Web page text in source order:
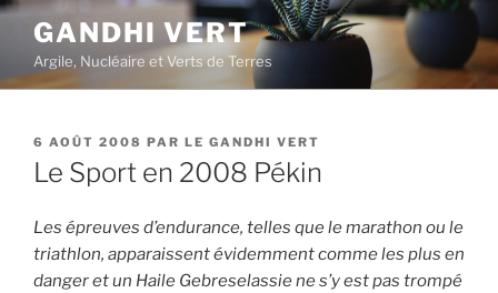
Aller
contenu
principal
GANDHI VERT
Argile, Nucléaire et Verts de Terres
PUBLIÉ
LE
6 AOÛT 2008 PAR LE GANDHI VERT
Le Sport en 2008 Pékin
Les épreuves d’endurance, telles que le marathon ou le
triathlon, apparaissent évidemment comme les plus en
danger et un Haile Gebreselassie ne s’y est pas trompé